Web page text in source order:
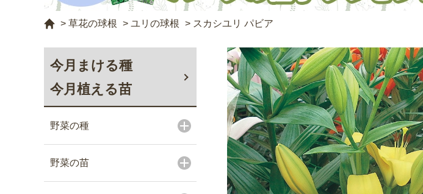
> 草花の球根 > ユリの球根 > スカシユリ パビア
今月まける種
今月植える苗
野菜の種
野菜の苗